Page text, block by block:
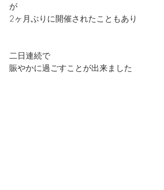
が
2ヶ月ぶりに開催されたこともあり
二日連続で
賑やかに過ごすことが出来ました